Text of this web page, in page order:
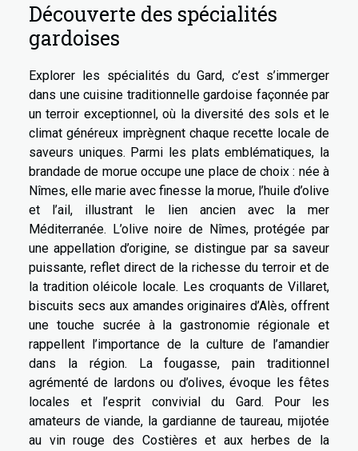
Découverte des spécialités
gardoises
Explorer les spécialités du Gard, c’est s’immerger
dans une cuisine traditionnelle gardoise façonnée par
un terroir exceptionnel, où la diversité des sols et le
climat généreux imprègnent chaque recette locale de
saveurs uniques. Parmi les plats emblématiques, la
brandade de morue occupe une place de choix : née à
Nîmes, elle marie avec finesse la morue, l’huile d’olive
et l’ail, illustrant le lien ancien avec la mer
Méditerranée. L’olive noire de Nîmes, protégée par
une appellation d’origine, se distingue par sa saveur
puissante, reflet direct de la richesse du terroir et de
la tradition oléicole locale. Les croquants de Villaret,
biscuits secs aux amandes originaires d’Alès, offrent
une touche sucrée à la gastronomie régionale et
rappellent l’importance de la culture de l’amandier
dans la région. La fougasse, pain traditionnel
agrémenté de lardons ou d’olives, évoque les fêtes
locales et l’esprit convivial du Gard. Pour les
amateurs de viande, la gardianne de taureau, mijotée
au vin rouge des Costières et aux herbes de la